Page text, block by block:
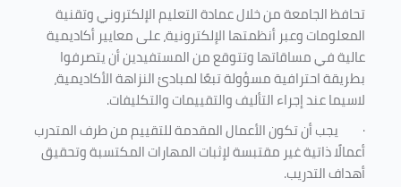
تحافظ الجامعة من خلال عمادة التعليم الإلكتروني وتقنية
المعلومات وعبر أنظمتها الإلكترونية، على معايير أكاديمية
عالية في مساقاتها وتتوقع من المستفيدين أن يتصرفوا
بطريقة احترافية مسؤولة تبعًا لمبادئ النزاهة الأكاديمية،
لاسيما عند إجراء التأليف والتقييمات والتكليفات.
· يجب أن تكون الأعمال المقدمة للتقييم من طرف المتدرب
أعمالًا ذاتية غير مقتبسة لإثبات المهارات المكتسبة وتحقيق
أهداف التدريب.